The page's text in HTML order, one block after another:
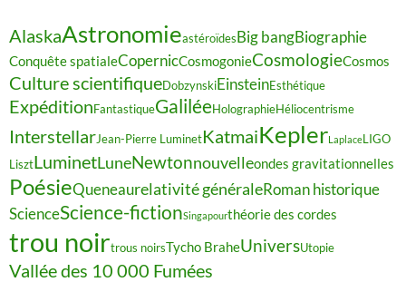
AlaskaAstronomieastéroïdesBig bangBiographie
Conquête spatialeCopernicCosmogonieCosmologieCosmos
Culture scientifiqueDobzynskiEinsteinEsthétique
ExpéditionFantastiqueGaliléeHolographieHéliocentrisme
InterstellarJean-Pierre LuminetKatmaiKeplerLaplaceLIGO
LisztLuminetLuneNewtonnouvelleondes gravitationnelles
PoésieQueneaurelativité généraleRoman historique
ScienceScience-fictionSingapourthéorie des cordes
trou noirtrous noirsTycho BraheUniversUtopie
Vallée des 10 000 Fumées